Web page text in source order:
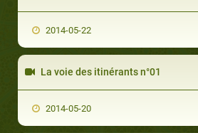
2014-05-22
La voie des itinérants n°01
2014-05-20